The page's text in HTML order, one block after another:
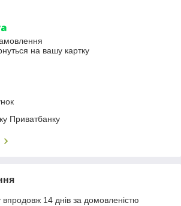
на вашу картку
Приватбанку
14 днів за домовленістю